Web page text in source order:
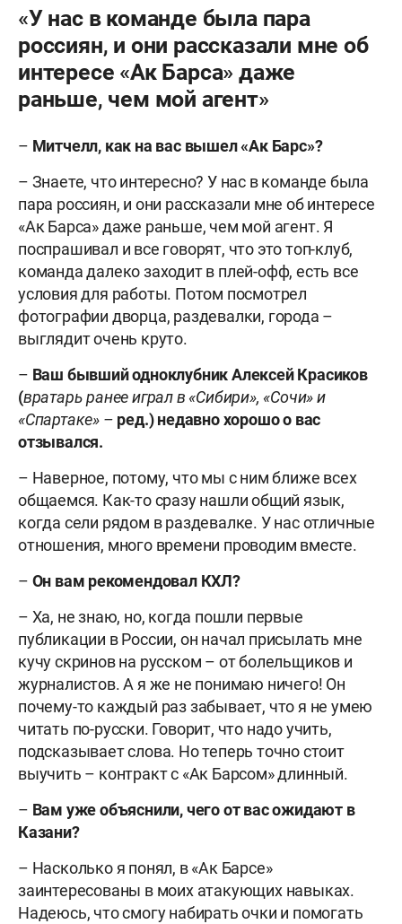
«У нас в команде была пара
россиян, и они рассказали мне об
интересе «Ак Барса» даже
раньше, чем мой агент»
– Митчелл, как на вас вышел «Ак Барс»?
– Знаете, что интересно? У нас в команде была
пара россиян, и они рассказали мне об интересе
«Ак Барса» даже раньше, чем мой агент. Я
поспрашивал и все говорят, что это топ-клуб,
команда далеко заходит в плей-офф, есть все
условия для работы. Потом посмотрел
фотографии дворца, раздевалки, города –
выглядит очень круто.
– Ваш бывший одноклубник Алексей Красиков
(вратарь ранее играл в «Сибири», «Сочи» и
«Спартаке» – ред.) недавно хорошо о вас
отзывался.
– Наверное, потому, что мы с ним ближе всех
общаемся. Как-то сразу нашли общий язык,
когда сели рядом в раздевалке. У нас отличные
отношения, много времени проводим вместе.
– Он вам рекомендовал КХЛ?
– Ха, не знаю, но, когда пошли первые
публикации в России, он начал присылать мне
кучу скринов на русском – от болельщиков и
журналистов. А я же не понимаю ничего! Он
почему-то каждый раз забывает, что я не умею
читать по-русски. Говорит, что надо учить,
подсказывает слова. Но теперь точно стоит
выучить – контракт с «Ак Барсом» длинный.
– Вам уже объяснили, чего от вас ожидают в
Казани?
– Насколько я понял, в «Ак Барсе»
заинтересованы в моих атакующих навыках.
Надеюсь, что смогу набирать очки и помогать